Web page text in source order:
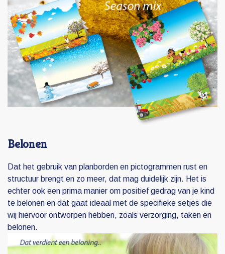
Belonen
Dat het gebruik van planborden en pictogrammen rust en
structuur brengt en zo meer, dat mag duidelijk zijn. Het is
echter ook een prima manier om positief gedrag van je kind
te belonen en dat gaat ideaal met de specifieke setjes die
wij hiervoor ontworpen hebben, zoals verzorging, taken en
belonen.